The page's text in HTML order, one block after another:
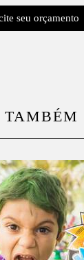
seu orçamento